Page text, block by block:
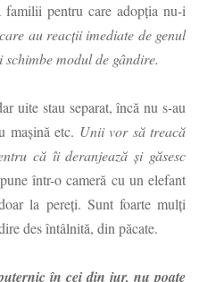
pentru care adopția nu-i
au reacții imediate de genul
modul de gândire.
uite stau separat, încă nu s-au
mașină etc. Unii vor să treacă
că îi deranjează și găsesc
într-o cameră cu un elefant
la pereți. Sunt foarte mulți
des întâlnită, din păcate.
în cei din jur, nu poate